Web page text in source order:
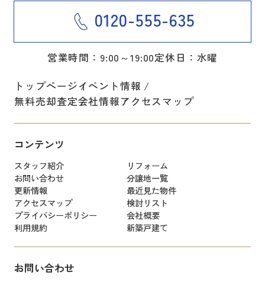
0120-555-635
営業時間：9:00～19:00定休日：水曜
トップページイベント情報
無料売却査定会社情報アクセスマップ
コンテンツ
スタッフ紹介
リフォーム
お問い合わせ
分譲地一覧
更新情報
最近見た物件
アクセスマップ
検討リスト
プライバシーポリシー
会社概要
利用規約
新築戸建て
お問い合わせ